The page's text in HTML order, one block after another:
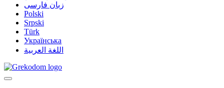
زبان فارسی
Polski
Srpski
Türk
Українська
اللغة العربية